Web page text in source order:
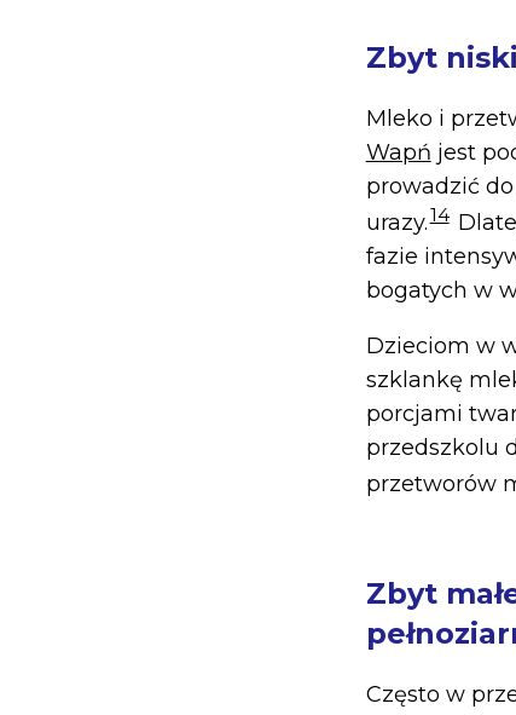
Zbyt
Mleko i
Wapń jest
prowadzić
urazy.14
fazie
bogatych w
Dzieciom w
szklankę
porcjami
przedszkolu
przetworów
Zbyt
Często w